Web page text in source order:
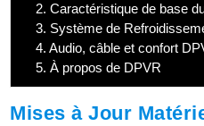
2. Caractéristique de base
3. Système de
4. Audio, câble et confort
5. À propos de DPVR
Mises à Jour